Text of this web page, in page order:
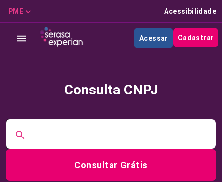
PME Acessibilidade
Acessar Cadastrar
Consulta CNPJ
Consultar Grátis